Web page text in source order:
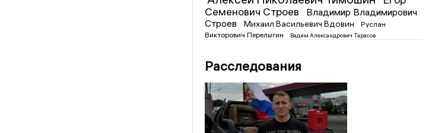
Семенович Строев
Владимир Владимирович
Строев
Михаил Васильевич Вдовин
Руслан
Викторович Перелыгин
Вадим Александрович Тарасов
Расследования